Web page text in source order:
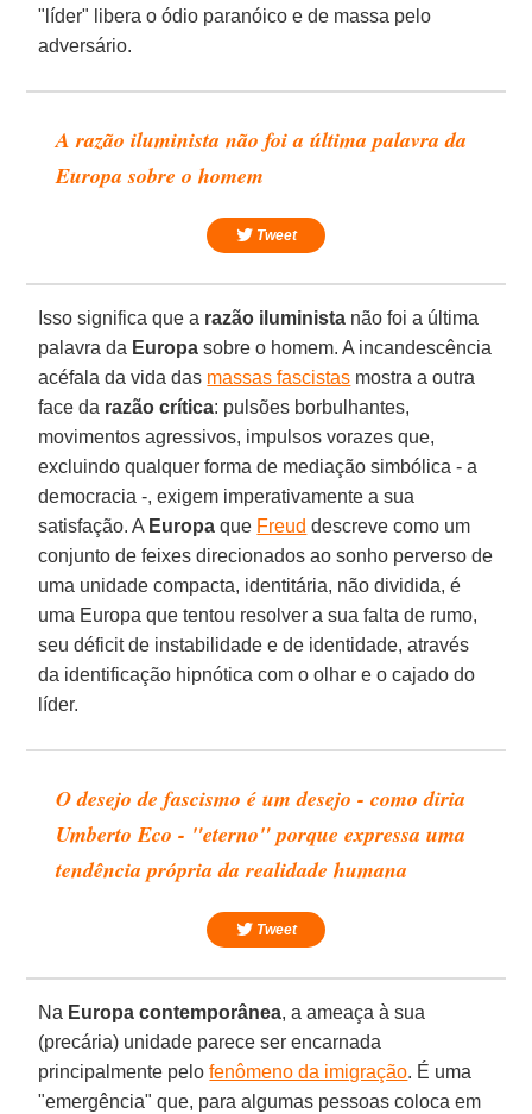
"líder" libera o ódio paranóico e de massa pelo
adversário.
A razão iluminista não foi a última palavra da
Europa sobre o homem
Tweet
Isso significa que a razão iluminista não foi a última
palavra da Europa sobre o homem. A incandescência
acéfala da vida das massas fascistas mostra a outra
face da razão crítica: pulsões borbulhantes,
movimentos agressivos, impulsos vorazes que,
excluindo qualquer forma de mediação simbólica - a
democracia -, exigem imperativamente a sua
satisfação. A Europa que Freud descreve como um
conjunto de feixes direcionados ao sonho perverso de
uma unidade compacta, identitária, não dividida, é
uma Europa que tentou resolver a sua falta de rumo,
seu déficit de instabilidade e de identidade, através
da identificação hipnótica com o olhar e o cajado do
líder.
O desejo de fascismo é um desejo - como diria
Umberto Eco - "eterno" porque expressa uma
tendência própria da realidade humana
Tweet
Na Europa contemporânea, a ameaça à sua
(precária) unidade parece ser encarnada
principalmente pelofenômeno da imigração. É uma
"emergência" que, para algumas pessoas coloca em